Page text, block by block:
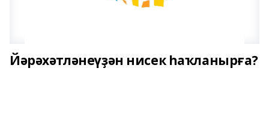
Йәрәхәтләнеүҙән нисек һаҡланырға?